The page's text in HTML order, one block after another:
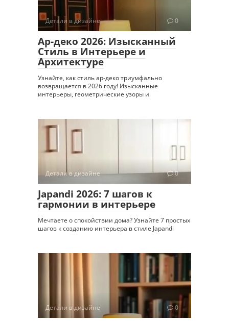
Детали в дизайне 0
Ар-деко 2026: Изысканный
Стиль в Интерьере и
Архитектуре
Узнайте, как стиль ар-деко триумфально
возвращается в 2026 году! Изысканные
интерьеры, геометрические узоры и
Детали в дизайне 0
Japandi 2026: 7 шагов к
гармонии в интерьере
Мечтаете о спокойствии дома? Узнайте 7 простых
шагов к созданию интерьера в стиле Japandi
Детали в дизайне 0